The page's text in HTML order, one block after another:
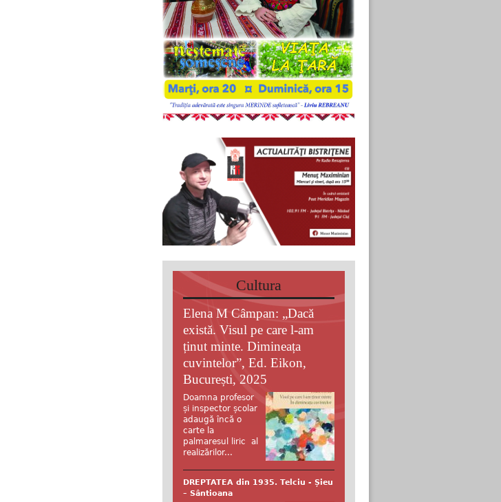
Cultura
Elena M Câmpan: „Dacă
există. Visul pe care l-am
ținut minte. Dimineața
cuvintelor”, Ed. Eikon,
București, 2025
Doamna profesor
și inspector școlar
adaugă încă o
carte la
palmaresul liric al
realizărilor...
DREPTATEA din 1935. Telciu - Șieu
– Sântioana